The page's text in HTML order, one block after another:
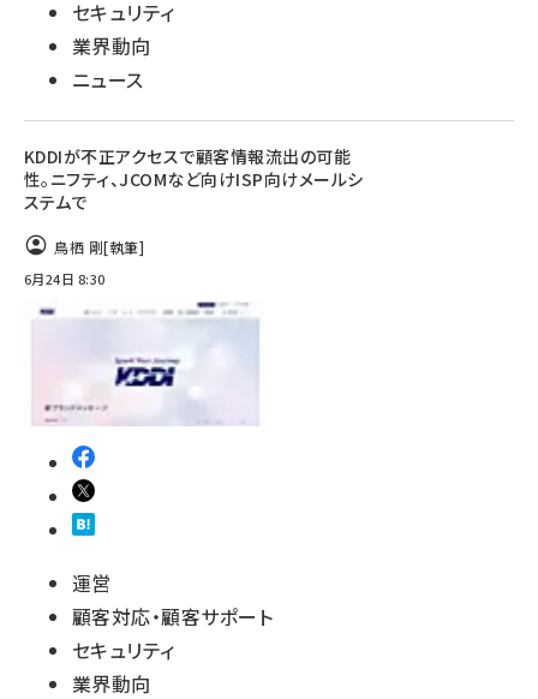
セキュリティ
業界動向
ニュース
KDDIが不正アクセスで顧客情報流出の可能
性。ニフティ、JCOMなど向けISP向けメールシ
ステムで
鳥栖 剛[執筆]
6月24日 8:30
運営
顧客対応・顧客サポート
セキュリティ
業界動向